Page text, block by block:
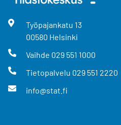
Työpajankatu 13
00580 Helsinki
Vaihde 029 551 1000
Tietopalvelu 029 551 2220
info@stat.fi